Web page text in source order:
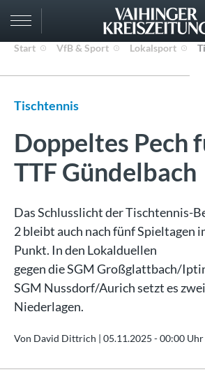
Start VfB & Sport Lokalsport
Tischtennis
Doppeltes Pech
TTF Gündelbach
Das Schlusslicht der Tischtennis-
2 bleibt auch nach fünf Spieltagen
Punkt. In den Lokalduellen
gegen die SGM Großglattbach/
SGM Nussdorf/Aurich setzt es
Niederlagen.
Von David Dittrich | 05.11.2025 - 00:00 Uhr